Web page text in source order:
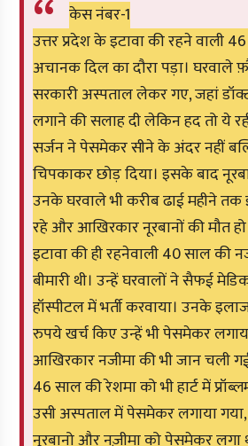
केस नंबर-1
उत्तर प्रदेश के इटावा की रहने वाली
अचानक दिल का दौरा पड़ा। घरवाले
सरकारी अस्पताल लेकर गए, जहां
लगाने की सलाह दी लेकिन हद तो ये
सर्जन ने पेसमेकर सीने के अंदर नहीं
चिपकाकर छोड़ दिया। इसके बाद
उनके घरवाले भी करीब ढाई महीने
रहे और आखिरकार नूरबानों की मौत
इटावा की ही रहनेवाली 40 साल की
बीमारी थी। उन्हें घरवालों ने सैफई
हॉस्पीटल में भर्ती करवाया। उनके
रुपये खर्च किए उन्हें भी पेसमेकर
आखिरकार नजीमा की भी जान चली
46 साल की रेशमा को भी हार्ट में
उसी अस्पताल में पेसमेकर लगाया
नूरबानो और नज़ीमा को पेसमेकर लगा